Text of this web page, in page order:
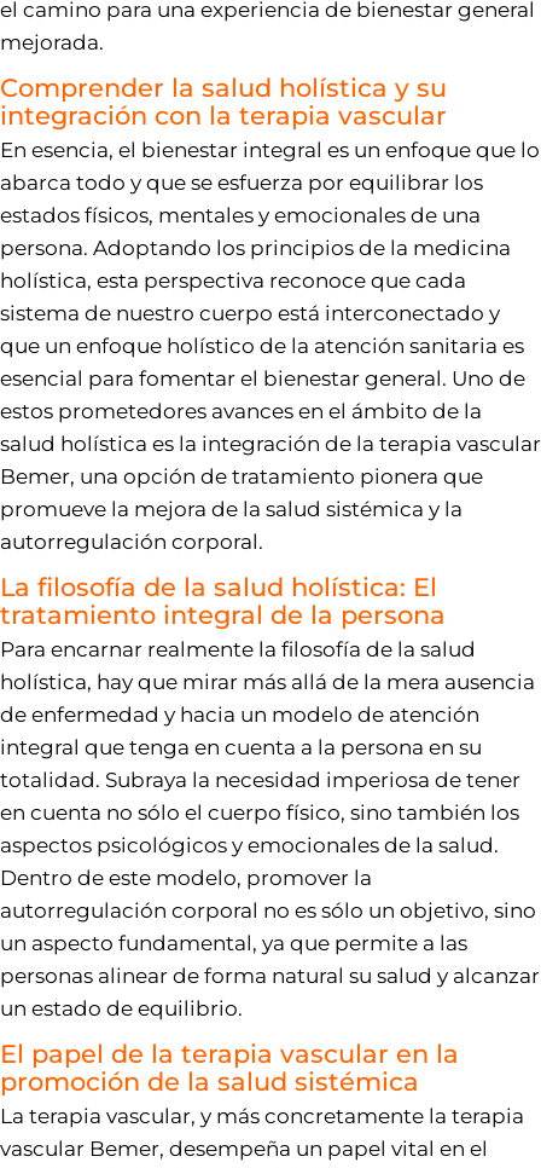
el camino para una experiencia de bienestar general
mejorada.
Comprender la salud holística y su
integración con la terapia vascular
En esencia, el bienestar integral es un enfoque que lo
abarca todo y que se esfuerza por equilibrar los
estados físicos, mentales y emocionales de una
persona. Adoptando los principios de la medicina
holística, esta perspectiva reconoce que cada
sistema de nuestro cuerpo está interconectado y
que un enfoque holístico de la atención sanitaria es
esencial para fomentar el bienestar general. Uno de
estos prometedores avances en el ámbito de la
salud holística es la integración de la terapia vascular
Bemer, una opción de tratamiento pionera que
promueve la mejora de la salud sistémica y la
autorregulación corporal.
La filosofía de la salud holística: El
tratamiento integral de la persona
Para encarnar realmente la filosofía de la salud
holística, hay que mirar más allá de la mera ausencia
de enfermedad y hacia un modelo de atención
integral que tenga en cuenta a la persona en su
totalidad. Subraya la necesidad imperiosa de tener
en cuenta no sólo el cuerpo físico, sino también los
aspectos psicológicos y emocionales de la salud.
Dentro de este modelo, promover la
autorregulación corporal no es sólo un objetivo, sino
un aspecto fundamental, ya que permite a las
personas alinear de forma natural su salud y alcanzar
un estado de equilibrio.
El papel de la terapia vascular en la
promoción de la salud sistémica
La terapia vascular, y más concretamente la terapia
vascular Bemer, desempeña un papel vital en el